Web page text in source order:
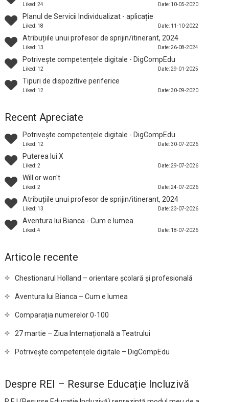
Liked: 24 Date: 10-05-2020
Planul de Servicii Individualizat - aplicație
Liked: 18 Date: 11-10-2022
Atribuțiile unui profesor de sprijin/itinerant, 2024
Liked: 13 Date: 26-08-2024
Potrivește competențele digitale - DigCompEdu
Liked: 12 Date: 29-01-2025
Tipuri de dispozitive periferice
Liked: 12 Date: 30-09-2020
Recent Apreciate
Potrivește competențele digitale - DigCompEdu
Liked: 12 Date: 30-07-2026
Puterea lui X
Liked: 2 Date: 29-07-2026
Will or won't
Liked: 2 Date: 24-07-2026
Atribuțiile unui profesor de sprijin/itinerant, 2024
Liked: 13 Date: 23-07-2026
Aventura lui Bianca - Cum e lumea
Liked: 4 Date: 18-07-2026
Articole recente
Chestionarul Holland – orientare școlară și profesională
Aventura lui Bianca – Cum e lumea
Comparația numerelor 0-100
27 martie – Ziua Internațională a Teatrului
Potrivește competențele digitale – DigCompEdu
Despre REI – Resurse Educație Incluzivă